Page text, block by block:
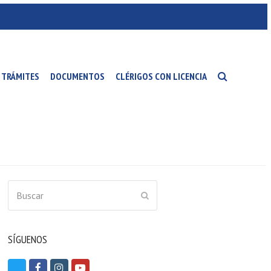
TRÁMITES DOCUMENTOS CLÉRIGOS CON LICENCIA
SÍGUENOS
Y